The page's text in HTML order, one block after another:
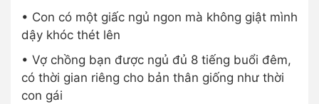
• Con có một giấc ngủ ngon mà không giật mình
dậy khóc thét lên
• Vợ chồng bạn được ngủ đủ 8 tiếng buổi đêm,
có thời gian riêng cho bản thân giống như thời
con gái